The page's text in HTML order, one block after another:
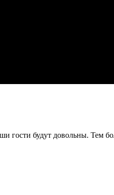
гости будут довольны. Тем